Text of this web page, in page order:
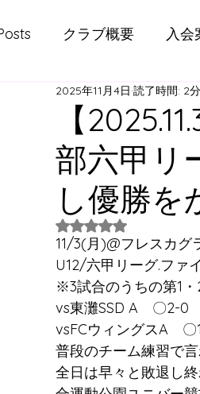
クラブ概要 入会
ジュニアユース ジュニア
西神スクール すずらん
日曜スクール アジリティ
西神方面スクールバス
【
部六甲リ
し優勝を
2025年11月4日 読了時間: 2分
5つ星のうちNaNと評
11/3(月)@フレスカグ
U12/六甲リーグ.ファ
※3試合のうちの第1
vs東灘SSD A　〇2-0
vsFCウィングスA　〇
普段のチーム練習で
全日は早々と敗退し